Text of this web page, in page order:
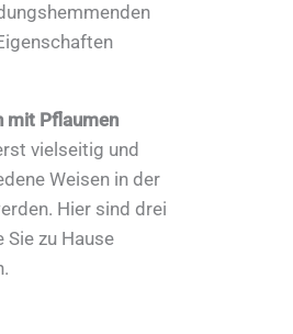
mit Pflaumen
vielseitig und
Weisen in der
Hier sind drei
Sie zu Hause